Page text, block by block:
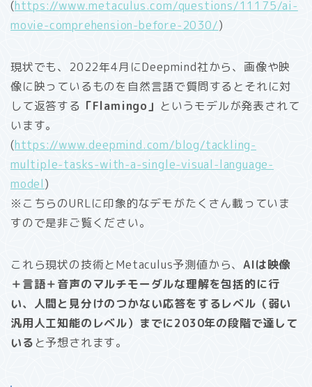
(https://www.metaculus.com/questions/11175/ai-
movie-comprehension-before-2030/)
現状でも、2022年4月にDeepmind社から、画像や映
像に映っているものを自然言語で質問するとそれに対
して返答する 「Flamingo」 というモデルが発表されて
います。
(https://www.deepmind.com/blog/tackling-
multiple-tasks-with-a-single-visual-language-
model)
※こちらのURLに印象的なデモがたくさん載っていま
すので是非ご覧ください。
これら現状の技術とMetaculus予測値から、AIは映像
＋言語＋音声のマルチモーダルな理解を包括的に行
い、人間と見分けのつかない応答をするレベル（弱い
汎用人工知能のレベル）までに2030年の段階で達して
いる と予想されます。